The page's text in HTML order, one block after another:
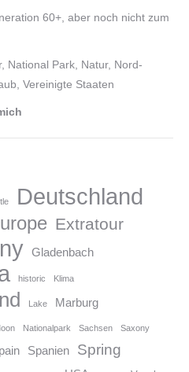
60+, aber noch nicht zum
Deutschland
Extratour
Gladenbach
historic Klima
Lake Marburg
Nationalpark Sachsen Saxony
Spanien Spring